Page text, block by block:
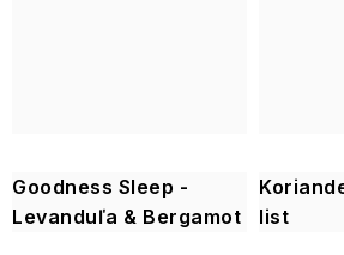
Goodness Sleep -
Levanduľa & Bergamot
list